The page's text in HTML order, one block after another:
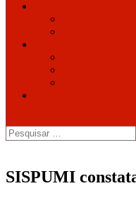
Pesquisar
por:
SISPUMI